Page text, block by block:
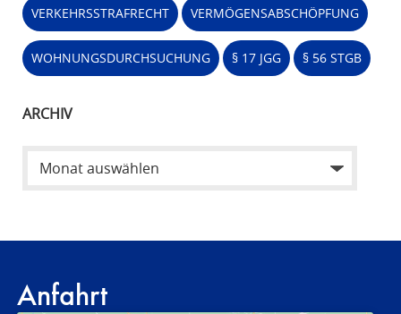
VERKEHRSSTRAFRECHT VERMÖGENSABSCHÖPFUNG
WOHNUNGSDURCHSUCHUNG § 17 JGG § 56 STGB
ARCHIV
Anfahrt